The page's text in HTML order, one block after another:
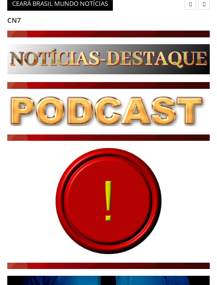
CEARÁ BRASIL MUNDO NOTÍCIAS
CN7
JORNAL DO BRASIL
CNN BRASIL
CBN GLOBO
ACONTECEU...VIROU MANCHETE!
BLOGS & COLUNAS
DIÁRIO DO NORDESTE - ÚLTIMA HORA
PODCAST - PONTO DE VISTA
NOTÍCIAS DESTAQUE DO DIA
BRASIL NOTÍCIAS
ÚLTIMAS NOTÍCIAS
NOTÍCIAS TAMBÉM NA TELA
BRASIL MUNDO AO VIVO